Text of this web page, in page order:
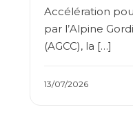
Accélération
par l’Alpine
(AGCC), la […]
13/07/2026